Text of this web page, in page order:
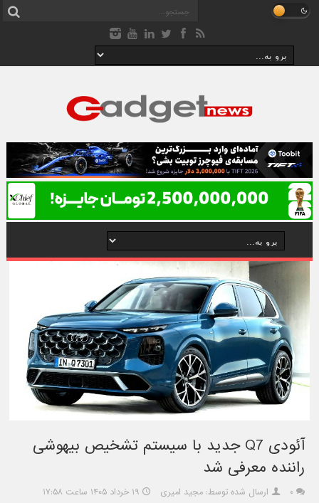
آئودی Q7 جدید با سیستم تشخیص بیهوشی
راننده معرفی شد
۰ ارسال شده توسط: مجید امیری ۱۹ خرداد ۱۴۰۵ ساعت ۱۷:۵۸